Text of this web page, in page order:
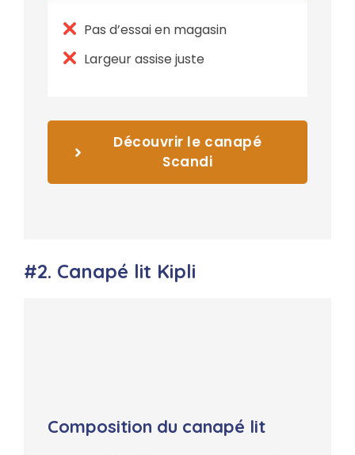
Pas d’essai en magasin
Largeur assise juste
Découvrir le canapé
Scandi
#2. Canapé lit Kipli
Composition du canapé lit